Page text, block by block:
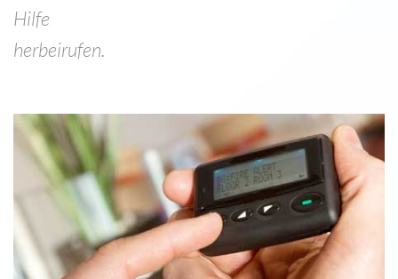
Hilfe
herbeirufen.